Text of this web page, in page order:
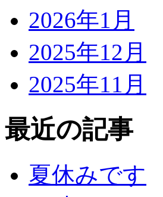
2026年1月
2025年12月
2025年11月
最近の記事
夏休みです